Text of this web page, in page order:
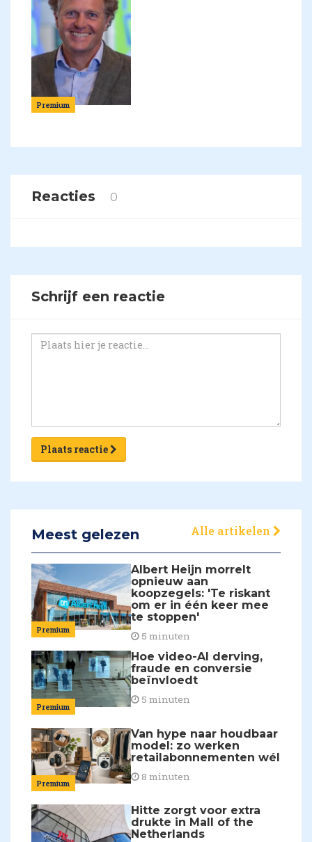
Premium
Reacties 0
Schrijf een reactie
Plaats reactie
Meest gelezen Alle artikelen
Premium
Albert Heijn morrelt
opnieuw aan
koopzegels: 'Te riskant
om er in één keer mee
te stoppen'
5 minuten
Premium
Hoe video-AI derving,
fraude en conversie
beïnvloedt
5 minuten
Premium
Van hype naar houdbaar
model: zo werken
retailabonnementen wél
8 minuten
Hitte zorgt voor extra
drukte in Mall of the
Netherlands